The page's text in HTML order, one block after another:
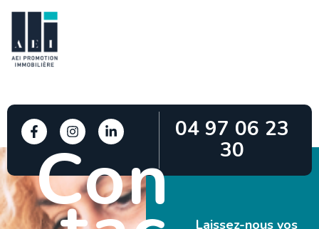
04 97 06 23
30
Con Laissez-nous vos